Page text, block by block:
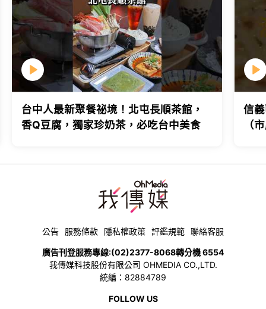
台中人最新聚餐祕境！北屯長順茶館，
香Q豆腐，獨家珍奶茶，必吃台中美食
信
（
公告 服務條款 隱私權政策 評鑑規範 聯絡客服
廣告刊登服務專線:(02)2377-8068轉分機 6554
我傳媒科技股份有限公司 OHMEDIA CO.,LTD.
統編：82884789
FOLLOW US